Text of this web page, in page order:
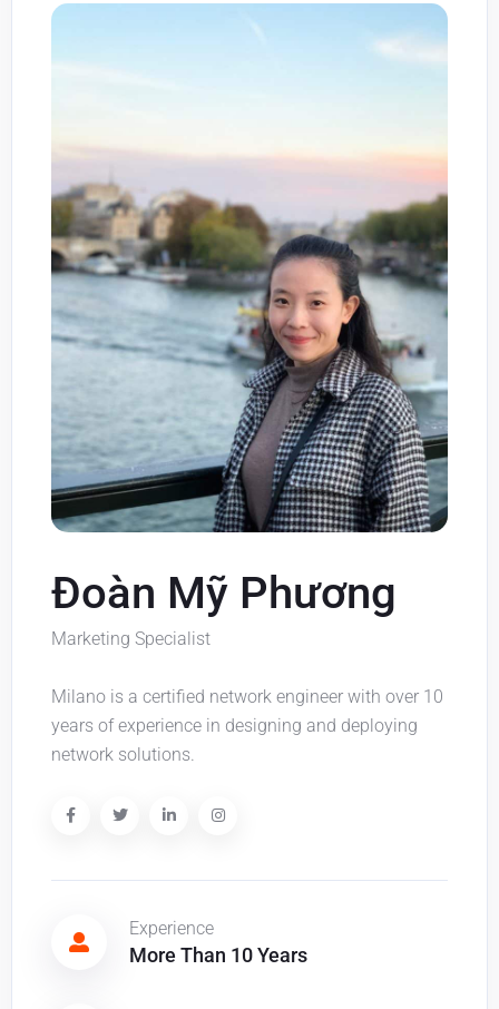
Đoàn Mỹ Phương
Marketing Specialist
Milano is a certified network engineer with over 10
years of experience in designing and deploying
network solutions.
Experience
More Than 10 Years